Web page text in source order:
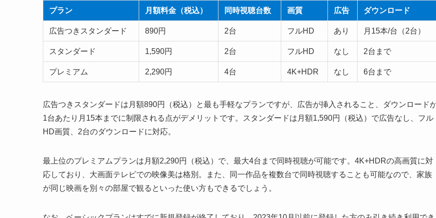
プラン 月額料金（税込） 同時視聴台数 画質 広告 ダウンロード
広告つきスタンダード 890円 2台 フルHD あり 月15本/台（2台）
スタンダード 1,590円 2台 フルHD なし 2台まで
プレミアム 2,290円 4台 4K+HDR なし 6台まで
広告つきスタンダードは月額890円（税込）と最も手軽なプランですが、広告が挿入されること、ダウンロード
1台あたり月15本までに制限される点がデメリットです。スタンダードは月額1,590円（税込）で広告なし、フル
HD画質、2台のダウンロードに対応。
最上位のプレミアムプランは月額2,290円（税込）で、最大4台まで同時視聴が可能です。4K+HDRの高画質に対
応しており、大画面テレビでの映像美は格別。また、同一作品を複数台で同時視聴することも可能なので、家族
が同じ映画を別々の部屋で観るといった使い方もできるでしょう。